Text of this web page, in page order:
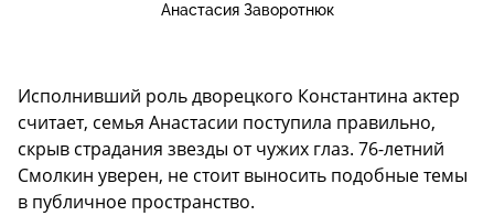
Анастасия Заворотнюк
Исполнивший роль дворецкого Константина актер
считает, семья Анастасии поступила правильно,
скрыв страдания звезды от чужих глаз. 76-летний
Смолкин уверен, не стоит выносить подобные темы
в публичное пространство.